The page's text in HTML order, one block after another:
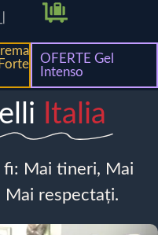
Forte
OFERTE Gel
Intenso
Italia
Mai tineri, Mai
Mai respectați.